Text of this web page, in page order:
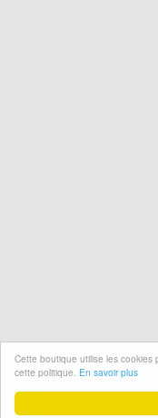
Cette boutique utilise les cookies
cette politique. En savoir plus